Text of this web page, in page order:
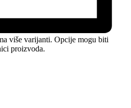
više varijanti. Opcije mogu biti
proizvoda.